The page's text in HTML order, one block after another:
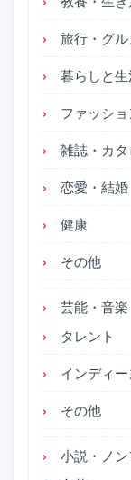
旅行・グル
暮らしと
ファッシ
雑誌・カ
恋愛・結婚
健康
その他
芸能・音楽
タレント
インディ
その他
小説・ノ